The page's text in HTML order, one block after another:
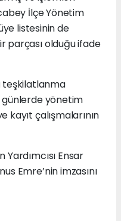
İlçe Yönetim
listesinin de
parçası olduğu ifade
teşkilatlanma
yönetim
kayıt çalışmalarının
Ensar
Emre’nin imzasını